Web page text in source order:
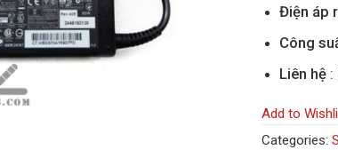
Điện áp
Công
Liên hệ:
Add to
Categories: